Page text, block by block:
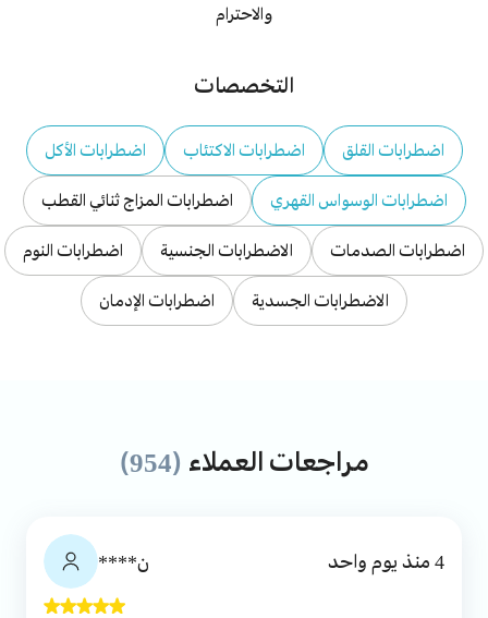
والاحترام
التخصصات
اضطرابات القلق اضطرابات الاكتئاب اضطرابات الأكل
اضطرابات الوسواس القهري اضطرابات المزاج ثنائي القطب
اضطرابات الصدمات الاضطرابات الجنسية اضطرابات النوم
الاضطرابات الجسدية اضطرابات الإدمان
مراجعات العملاء (954)
ن**** 4 منذ يوم واحد